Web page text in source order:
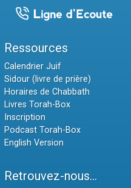
Ressources
Calendrier Juif
Sidour (livre de prière)
Horaires de Chabbath
Livres Torah-Box
Inscription
Podcast Torah-Box
English Version
Retrouvez-nous...